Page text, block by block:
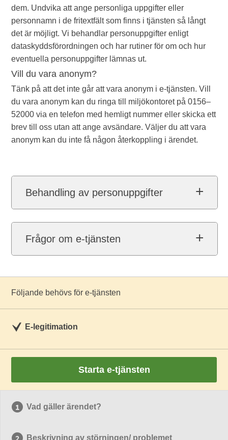
dem. Undvika att ange personliga uppgifter eller
personnamn i de fritextfält som finns i tjänsten så långt
det är möjligt. Vi behandlar personuppgifter enligt
dataskyddsförordningen och har rutiner för om och hur
eventuella personuppgifter lämnas ut.
Vill du vara anonym?
Tänk på att det inte går att vara anonym i e-tjänsten. Vill
du vara anonym kan du ringa till miljökontoret på 0156–
52000 via en telefon med hemligt nummer eller skicka ett
brev till oss utan att ange avsändare. Väljer du att vara
anonym kan du inte få någon återkoppling i ärendet.
Behandling av personuppgifter
Frågor om e-tjänsten
Följande behövs för e-tjänsten
E-legitimation
Starta e-tjänsten
Vad gäller ärendet?
Beskrivning av störningen/ problemet